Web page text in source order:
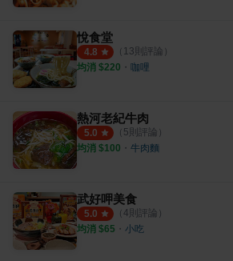
悅食堂
4.8 （ 13則評論）
均消 $220 ・ 咖哩
熱河老紀牛肉
5.0 （ 5則評論）
均消 $100 ・ 牛肉麵
武好呷美食
5.0 （ 4則評論）
均消 $65 ・ 小吃